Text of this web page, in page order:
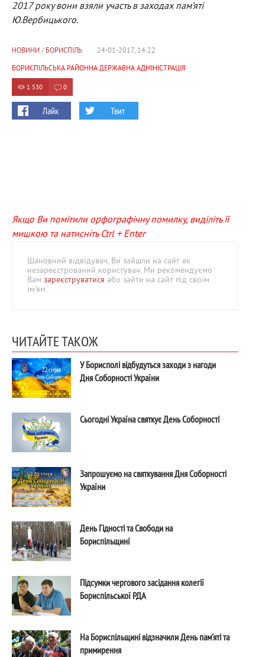
2017 року вони взяли участь в заходах пам’яті
Ю.Вербицького.
НОВИНИ/ БОРИСПІЛЬ
24-01-2017, 14:22
БОРИСПІЛЬСЬКА РАЙОННА ДЕРЖАВНА АДМІНІСТРАЦІЯ
1 530 0
Лайк Твит
Якщо Ви помітили орфографічну помилку, виділіть її
мишкою та натисніть Ctrl + Enter
Шановний відвідувач, Ви зайшли на сайт як
незареєстрований користувач. Ми рекомендуємо
Вам зареєструватися або зайти на сайт під своїм
ім'ям.
ЧИТАЙТЕ ТАКОЖ
У Борисполі відбудуться заходи з нагоди
Дня Соборності України
Сьогодні Україна святкує День Соборності
Запрошуємо на святкування Дня Соборності
України
День Гідності та Свободи на
Бориспільщині
Підсумки чергового засідання колегії
Бориспільської РДА
На Бориспільщині відзначили День пам’яті та
примирення